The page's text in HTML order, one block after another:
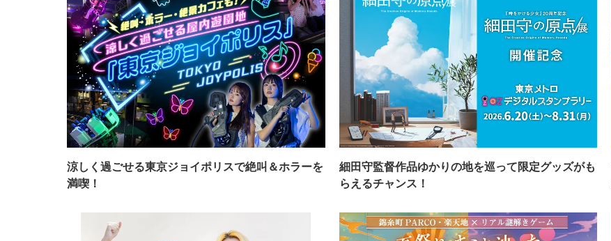
涼しく過ごせる東京ジョイポリスで絶叫＆ホラーを
満喫！
細田守監督作品ゆかりの地を巡って限定グッズがも
らえるチャンス！